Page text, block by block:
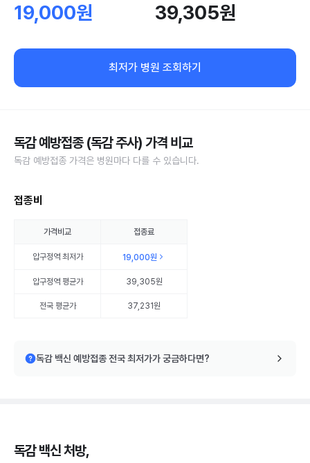
19,000원 39,305원
최저가 병원 조회하기
독감 예방접종 (독감 주사) 가격 비교
독감 예방접종 가격은 병원마다 다를 수 있습니다.
접종비
가격비교 접종료
압구정역최저가 19,000원
압구정역평균가 39,305원
전국 평균가 37,231원
독감 백신 예방접종 전국 최저가가 궁금하다면?
독감 백신 처방,